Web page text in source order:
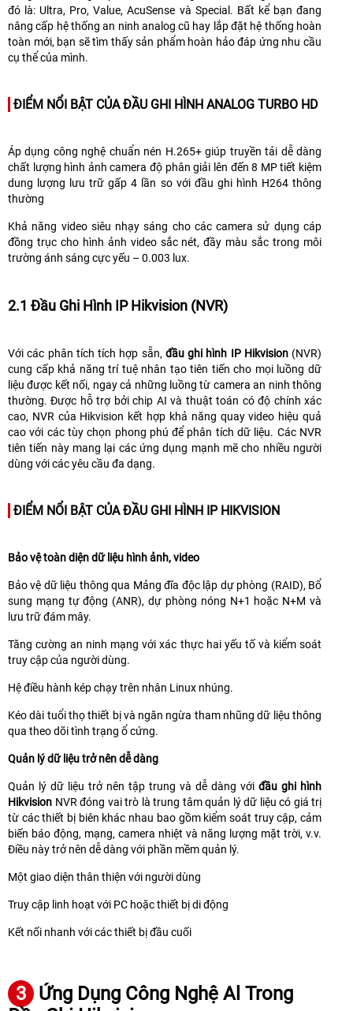
đó là: Ultra, Pro, Value, AcuSense và Special. Bất kể bạn đang
nâng cấp hệ thống an ninh analog cũ hay lắp đặt hệ thống hoàn
toàn mới, bạn sẽ tìm thấy sản phẩm hoàn hảo đáp ứng nhu cầu
cụ thể của mình.
ĐIỂM NỔI BẬT CỦA ĐẦU GHI HÌNH ANALOG TURBO HD
Áp dụng công nghệ chuẩn nén H.265+ giúp truyền tải dễ dàng
chất lượng hình ảnh camera độ phân giải lên đến 8 MP tiết kiệm
dung lượng lưu trữ gấp 4 lần so với đầu ghi hình H264 thông
thường
Khả năng video siêu nhạy sáng cho các camera sử dụng cáp
đồng trục cho hình ảnh video sắc nét, đầy màu sắc trong môi
trường ánh sáng cực yếu – 0.003 lux.
2.1 Đầu Ghi Hình IP Hikvision (NVR)
Với các phân tích tích hợp sẵn, đầu ghi hình IP Hikvision(NVR)
cung cấp khả năng trí tuệ nhân tạo tiên tiến cho mọi luồng dữ
liệu được kết nối, ngay cả những luồng từ camera an ninh thông
thường. Được hỗ trợ bởi chip AI và thuật toán có độ chính xác
cao, NVR của Hikvision kết hợp khả năng quay video hiệu quả
cao với các tùy chọn phong phú để phân tích dữ liệu. Các NVR
tiên tiến này mang lại các ứng dụng mạnh mẽ cho nhiều người
dùng với các yêu cầu đa dạng.
ĐIỂM NỔI BẬT CỦA ĐẦU GHI HÌNH IP HIKVISION
Bảo vệ toàn diện dữ liệu hình ảnh, video
Bảo vệ dữ liệu thông qua Mảng đĩa độc lập dự phòng (RAID), Bổ
sung mạng tự động (ANR), dự phòng nóng N+1 hoặc N+M và
lưu trữ đám mây.
Tăng cường an ninh mạng với xác thực hai yếu tố và kiểm soát
truy cập của người dùng.
Hệ điều hành kép chạy trên nhân Linux nhúng.
Kéo dài tuổi thọ thiết bị và ngăn ngừa tham nhũng dữ liệu thông
qua theo dõi tình trạng ổ cứng.
Quản lý dữ liệu trở nên dễ dàng
Quản lý dữ liệu trở nên tập trung và dễ dàng với đầu ghi hình
Hikvision NVR đóng vai trò là trung tâm quản lý dữ liệu có giá trị
từ các thiết bị biên khác nhau bao gồm kiểm soát truy cập, cảm
biến báo động, mạng, camera nhiệt và năng lượng mặt trời, v.v.
Điều này trở nên dễ dàng với phần mềm quản lý.
Một giao diện thân thiện với người dùng
Truy cập linh hoạt với PC hoặc thiết bị di động
Kết nối nhanh với các thiết bị đầu cuối
3
Ứng Dụng Công Nghệ Al Trong